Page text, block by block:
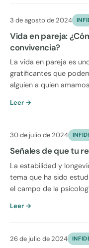
3 de agosto de 2024
Vida en pareja:
convivencia?
La vida en pareja es
gratificantes que
alguien a quien
Leer →
30 de julio de 2024
Señales de que tu
La estabilidad y
tema que ha sido
el campo de la
Leer →
26 de julio de 2024